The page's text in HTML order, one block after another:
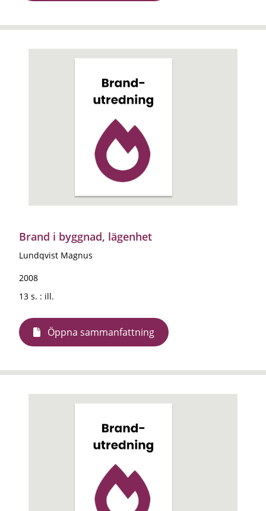
Brand i byggnad, lägenhet
Lundqvist Magnus
2008
13 s. : ill.
Öppna sammanfattning